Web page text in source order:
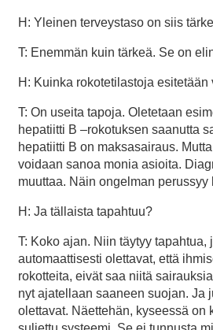
H: Yleinen terveystaso on siis
T: Enemmän kuin tärkeä. Se on
H: Kuinka rokotetilastoja
T: On useita tapoja. Oletetaan
hepatiitti B –rokotuksen saanutta
hepatiitti B on maksasairaus.
voidaan sanoa monia asioita.
muuttaa. Näin ongelman perussyy
H: Ja tällaista tapahtuu?
T: Koko ajan. Niin täytyy tapahtua,
automaattisesti olettavat, että
rokotteita, eivät saa niitä
nyt ajatellaan saaneen suojan. Ja
olettavat. Näettehän, kyseessä on